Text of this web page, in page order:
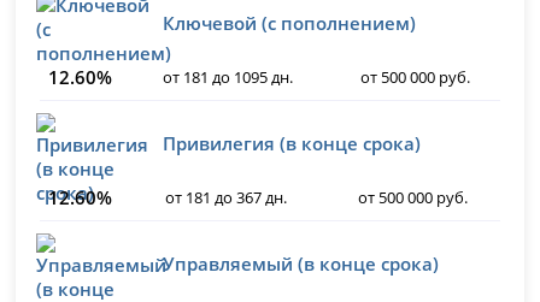
Ключевой (с пополнением)
12.60% от 181 до 1095 дн. от 500 000 руб.
Привилегия (в конце срока)
12.60% от 181 до 367 дн. от 500 000 руб.
Управляемый (в конце срока)